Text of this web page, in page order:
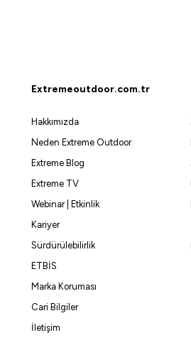
Extremeoutdoor.com.tr
Hakkımızda
Neden Extreme Outdoor
Extreme Blog
Extreme TV
Webinar | Etkinlik
Kariyer
Sürdürülebilirlik
ETBİS
Marka Koruması
Cari Bilgiler
İletişim